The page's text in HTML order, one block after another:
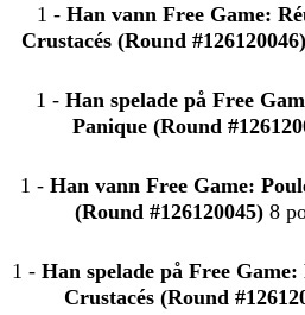
1 -Han vann Free Game:
Crustacés (Round #126120046)
1 - Han spelade på Free
Panique (Round
1 -Han vann Free Game:
(Round #126120045) 8
1 - Han spelade på Free Game:
Crustacés (Round